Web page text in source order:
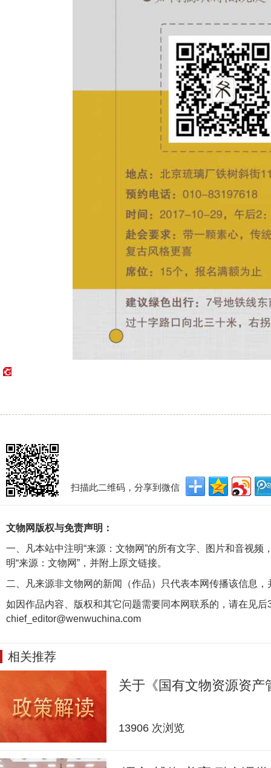
扫描此二维码，分享到微信
文物网版权与免责声明：
一、凡本站中注明“来源：文物网”的所有文字、图片和音视
明“来源：文物网”，并附上原文链接。
二、凡来源非文物网的新闻（作品）只代表本网传播该信息
如因作品内容、版权和其它问题需要同本网联系的，请在见后
chief_editor@wenwuchina.com
相关推荐
关于《国有文物资源资
13906 次浏览